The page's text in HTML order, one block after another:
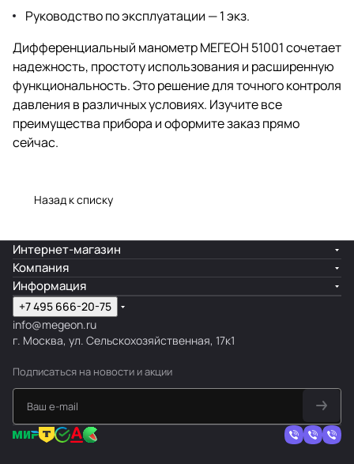
Руководство по эксплуатации — 1 экз.
Дифференциальный манометр МЕГЕОН 51001 сочетает
надежность, простоту использования и расширенную
функциональность. Это решение для точного контроля
давления в различных условиях. Изучите все
преимущества прибора и оформите заказ прямо
сейчас.
Назад к списку
Интернет-магазин
Компания
Информация
+7 495 666-20-75
info@megeon.ru
г. Москва, ул. Сельскохозяйственная, 17к1
Подписаться на новости и акции